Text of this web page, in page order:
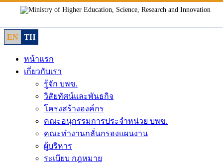
content
EN
TH
หน้าแรก
เกี่ยวกับเรา
รู้จัก บพข.
วิสัยทัศน์และพันธกิจ
โครงสร้างองค์กร
คณะอนุกรรมการประจำหน่วย บพข.
คณะทำงานกลั่นกรองแผนงาน
ผู้บริหาร
ระเบียบ กฎหมาย